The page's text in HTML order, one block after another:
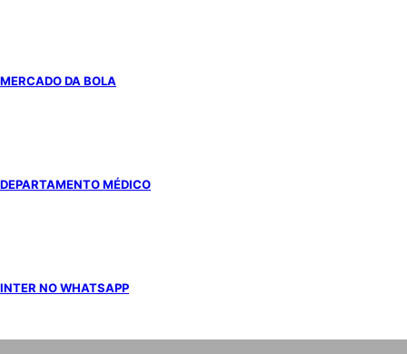
MERCADO DA BOLA
DEPARTAMENTO MÉDICO
INTER NO WHATSAPP